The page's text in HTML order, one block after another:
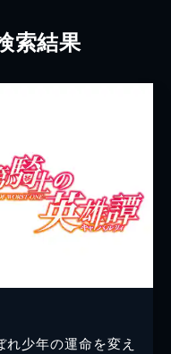
索結果
少年の運命を変え